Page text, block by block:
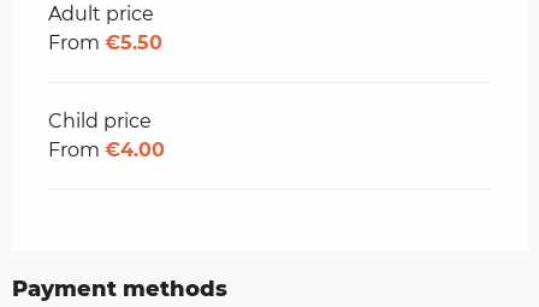
Adult price
From €5.50
Child price
From €4.00
Payment methods